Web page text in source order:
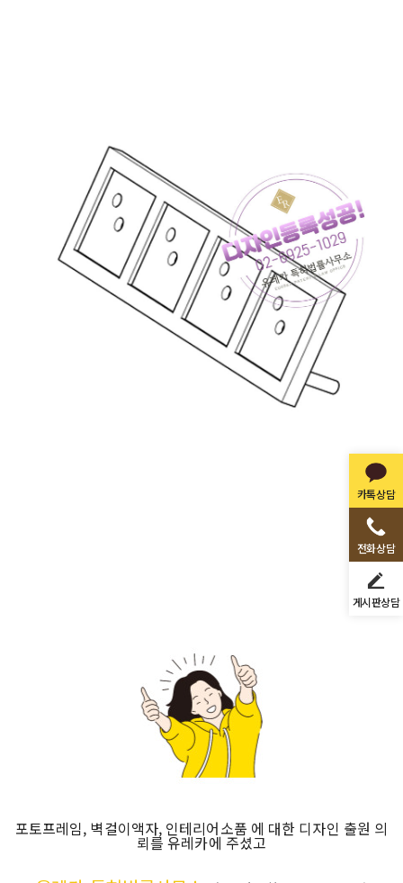
카톡상담
전화상담
게시판상담
포토프레임, 벽걸이액자, 인테리어소품 에 대한 디자인 출원 의
뢰를 유레카에 주셨고